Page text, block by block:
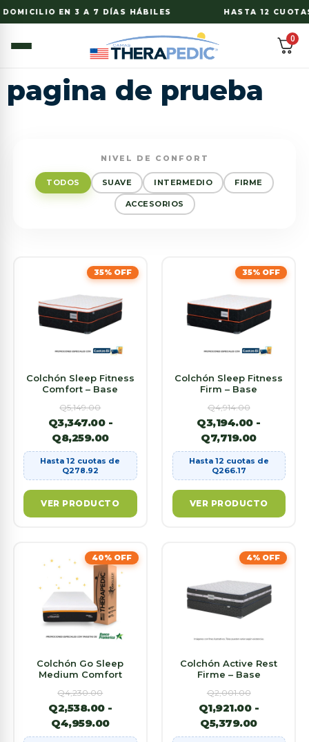
EN 3 A 7 DÍAS HÁBILES HASTA 12
0
pagina de prueba
NIVEL DE CONFORT
TODOS SUAVE INTERMEDIO FIRME
ACCESORIOS
35% OFF
Colchón Sleep Fitness
Comfort – Base
Q5,149.00
Q3,347.00 -
Q8,259.00
Hasta 12 cuotas de
Q278.92
VER PRODUCTO
35% OFF
Colchón Sleep Fitness
Firm – Base
Q4,914.00
Q3,194.00 -
Q7,719.00
Hasta 12 cuotas de
Q266.17
VER PRODUCTO
40% OFF
Colchón Go Sleep
Medium Comfort
Q4,230.00
Q2,538.00 -
Q4,959.00
4% OFF
Colchón Active Rest
Firme – Base
Q2,001.00
Q1,921.00 -
Q5,379.00